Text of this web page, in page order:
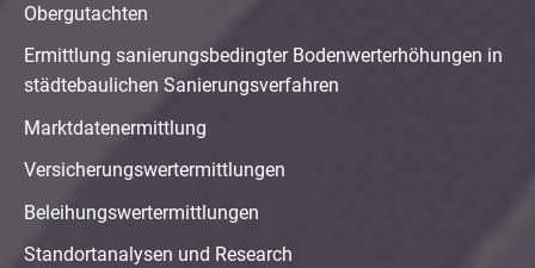
Obergutachten
Ermittlung sanierungsbedingter Bodenwerterhöhungen in
städtebaulichen Sanierungsverfahren
Marktdatenermittlung
Versicherungswertermittlungen
Beleihungswertermittlungen
Standortanalysen und Research